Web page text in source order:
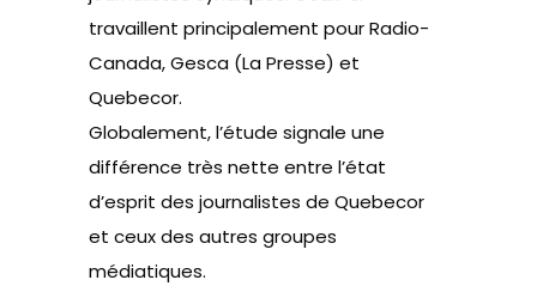
travaillent principalement pour Radio-
Canada, Gesca (La Presse) et
Quebecor.
Globalement, l’étude signale une
différence très nette entre l’état
d’esprit des journalistes de Quebecor
et ceux des autres groupes
médiatiques.